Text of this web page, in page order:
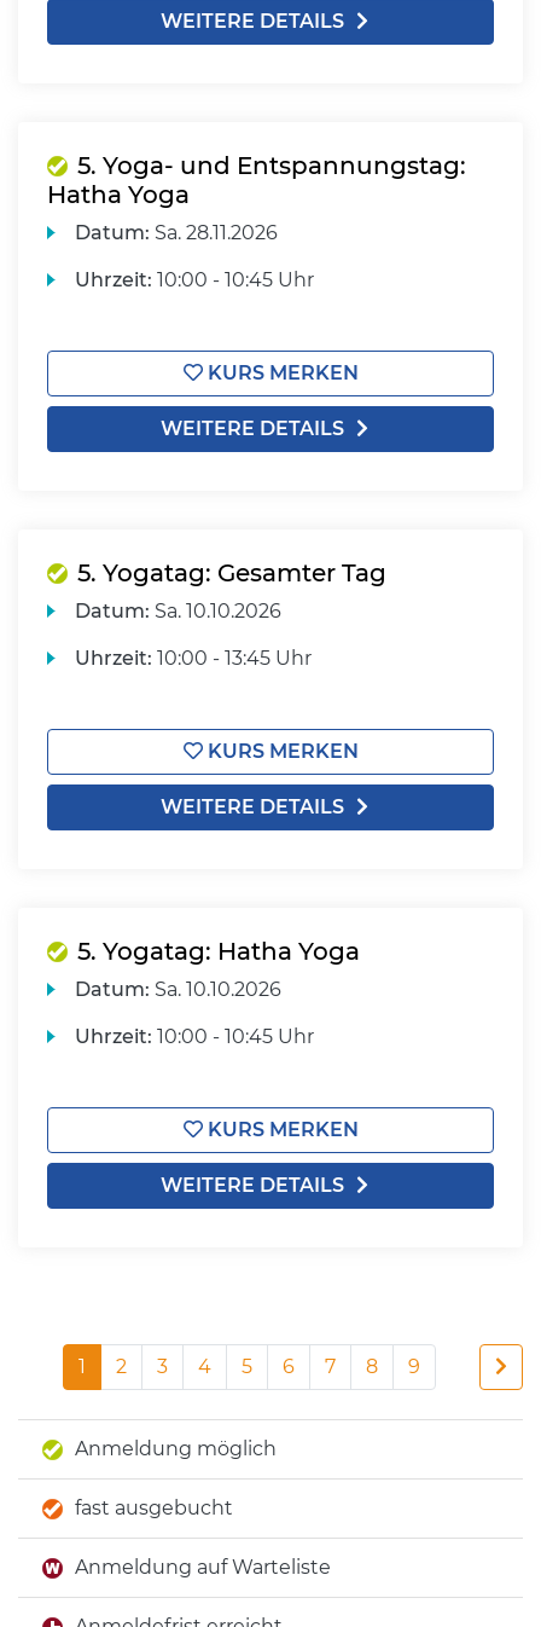
WEITERE DETAILS
5. Yoga- und Entspannungstag:
Hatha Yoga
Datum: Sa. 28.11.2026
Uhrzeit: 10:00 - 10:45 Uhr
KURS MERKEN
WEITERE DETAILS
5. Yogatag: Gesamter Tag
Datum: Sa. 10.10.2026
Uhrzeit: 10:00 - 13:45 Uhr
KURS MERKEN
WEITERE DETAILS
5. Yogatag: Hatha Yoga
Datum: Sa. 10.10.2026
Uhrzeit: 10:00 - 10:45 Uhr
KURS MERKEN
WEITERE DETAILS
1 2 3 4 5 6 7 8 9
Anmeldung möglich
fast ausgebucht
Anmeldung auf Warteliste